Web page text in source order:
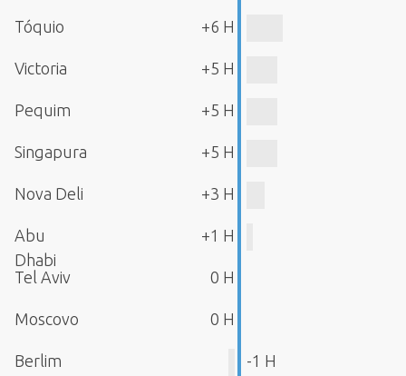
Tóquio +6 H
Victoria +5 H
Pequim +5 H
Singapura +5 H
Nova Deli +3 H
Abu
Dhabi
+1 H
Tel Aviv 0 H
Moscovo 0 H
Berlim -1 H